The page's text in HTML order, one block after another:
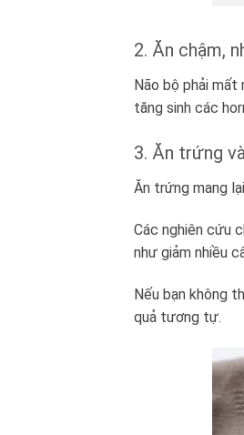
2. Ăn chậm,
Não bộ phải mất
tăng sinh các
3. Ăn trứng
Ăn trứng mang
Các nghiên cứu
như giảm nhiều
Nếu bạn không
quả tương tự.